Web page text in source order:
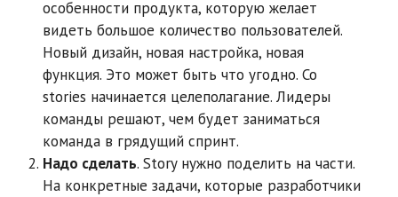
особенности продукта, которую желает
видеть большое количество пользователей.
Новый дизайн, новая настройка, новая
функция. Это может быть что угодно. Со
stories начинается целеполагание. Лидеры
команды решают, чем будет заниматься
команда в грядущий спринт.
Надо сделать. Story нужно поделить на части.
На конкретные задачи, которые разработчики